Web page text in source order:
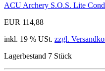
ACU Archery S.O.S. Lite
EUR 114,88
inkl. 19 % USt. zzgl.
Lagerbestand 7 Stück